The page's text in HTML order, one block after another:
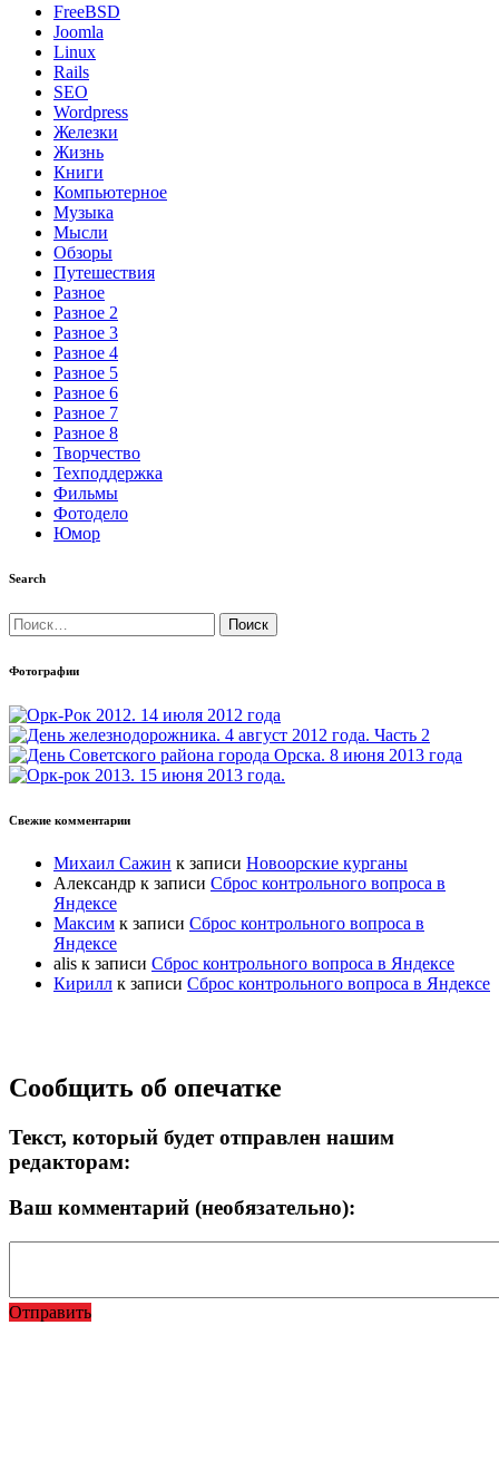
FreeBSD
Joomla
Linux
Rails
SEO
Wordpress
Железки
Жизнь
Книги
Компьютерное
Музыка
Мысли
Обзоры
Путешествия
Разное
Разное 2
Разное 3
Разное 4
Разное 5
Разное 6
Разное 7
Разное 8
Творчество
Техподдержка
Фильмы
Фотодело
Юмор
Search
Найти:
Фотографии
Свежие комментарии
Михаил Сажин к записи Новоорские курганы
Александр к записи Сброс контрольного вопроса в
Яндексе
Максим к записи Сброс контрольного вопроса в
Яндексе
alis к записи Сброс контрольного вопроса в Яндексе
Кирилл к записи Сброс контрольного вопроса в Яндексе
Прокрутка
вверх
Сообщить об опечатке
Текст, который будет отправлен нашим
редакторам:
Ваш комментарий (необязательно):
Отправить